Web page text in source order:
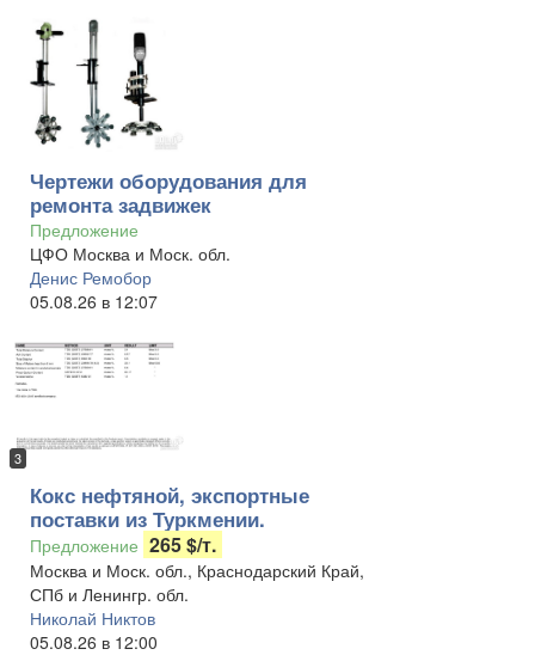
Чертежи оборудования для
ремонта задвижек
Предложение
ЦФО Москва и Моск. обл.
Денис Ремобор
05.08.26 в 12:07
3
Кокс нефтяной, экспортные
поставки из Туркмении.
Предложение 265 $/т.
Москва и Моск. обл., Краснодарский Край,
СПб и Ленингр. обл.
Николай Никтов
05.08.26 в 12:00